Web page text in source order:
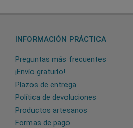
INFORMACIÓN PRÁCTICA
Preguntas más frecuentes
¡Envío gratuito!
Plazos de entrega
Política de devoluciones
Productos artesanos
Formas de pago